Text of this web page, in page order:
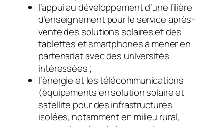
l’appui au développement d’une filière
d’enseignement pour le service après-
vente des solutions solaires et des
tablettes et smartphones à mener en
partenariat avec des universités
intéressées ;
l’énergie et les télécommunications
(équipements en solution solaire et
satellite pour des infrastructures
isolées, notamment en milieu rural,